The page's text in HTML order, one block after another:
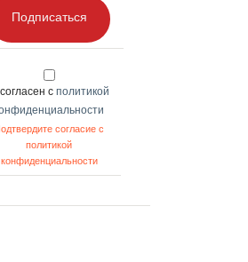
Подписаться
с политикой
согласие с
политикой
конфиденциальности